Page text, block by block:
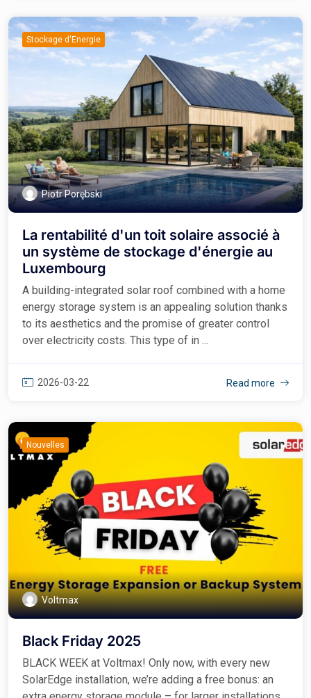
Stockage d'Energie
Piotr Porębski
La rentabilité d'un toit solaire associé à
un système de stockage d'énergie au
Luxembourg
A building-integrated solar roof combined with a home
energy storage system is an appealing solution thanks
to its aesthetics and the promise of greater control
over electricity costs. This type of in ...
2026-03-22 Read more
Nouvelles
Voltmax
Black Friday 2025
BLACK WEEK at Voltmax! Only now, with every new
SolarEdge installation, we’re adding a free bonus: an